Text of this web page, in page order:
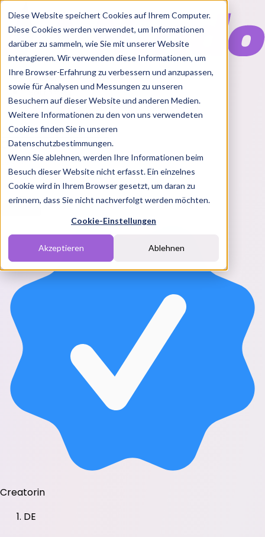
Diese Website speichert Cookies auf Ihrem Computer.
Diese Cookies werden verwendet, um Informationen
darüber zu sammeln, wie Sie mit unserer Website
interagieren. Wir verwenden diese Informationen, um
Ihre Browser-Erfahrung zu verbessern und anzupassen,
sowie für Analysen und Messungen zu unseren
Besuchern auf dieser Website und anderen Medien.
Weitere Informationen zu den von uns verwendeten
Cookies finden Sie in unseren
Datenschutzbestimmungen.
Wenn Sie ablehnen, werden Ihre Informationen beim
Besuch dieser Website nicht erfasst. Ein einzelnes
Cookie wird in Ihrem Browser gesetzt, um daran zu
erinnern, dass Sie nicht nachverfolgt werden möchten.
Cookie-Einstellungen
Akzeptieren Ablehnen
Features
Solutions
BlogChartsRabatt CodesPakete
Login
Creatorin
DE